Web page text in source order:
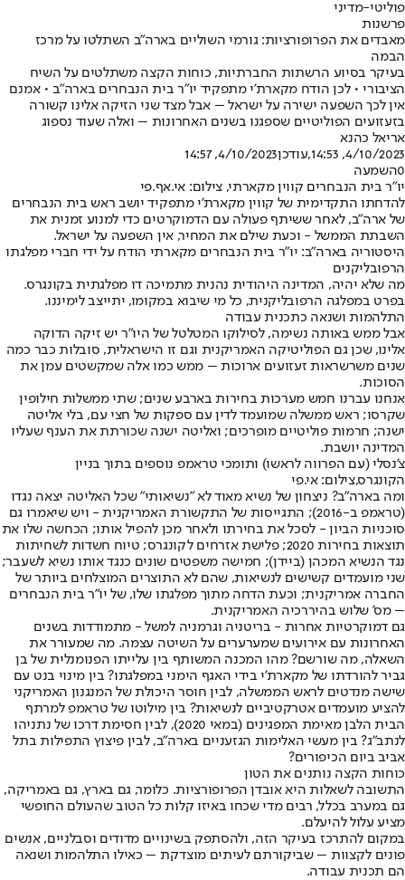
פוליטי-מדיני
פרשנות
מאבדים את הפרופורציות: גורמי השוליים בארה"ב השתלטו על מרכז
הבמה
בעיקר בסיוע הרשתות החברתיות, כוחות הקצה משתלטים על השיח
הציבורי • לכן הודח מקארת'י מתפקיד יו"ר בית הנבחרים בארה"ב • אמנם
אין לכך השפעה ישירה על ישראל – אבל מצד שני הזיקה אלינו קשורה
בזעזועים הפוליטיים שספגנו בשנים האחרונות – ואלה שעוד נספוג
אריאל כהנא
4/10/2023, 14:53
,עודכן4/10/2023, 14:57
0השמעה
יו"ר בית הנבחרים קווין מקארתי, צילום: אי.אף.פי
להדחתו התקדימית של קווין מקארת'י מתפקיד יושב ראש בית הנבחרים
של ארה"ב, לאחר ששיתף פעולה עם הדמוקרטים כדי למנוע זמנית את
השבתת הממשל - וכעת שילם את המחיר, אין השפעה על ישראל.
היסטוריה בארה"ב: יו"ר בית הנבחרים מקארתי הודח על ידי חברי מפלגתו
הרפובליקנים
מה שלא יהיה, המדינה היהודית נהנית מתמיכה דו מפלגתית בקונגרס.
בפרט במפלגה הרפובליקנית, כל מי שיבוא במקומו, יתייצב לימיננו.
התלהמות ושנאה כתכנית עבודה
אבל ממש באותה נשימה, לסילוקו המטלטל של היו"ר יש זיקה הדוקה
אלינו, שכן גם הפוליטיקה האמריקנית וגם זו הישראלית, סובלות כבר כמה
שנים משרשראות זעזועים ארוכות – ממש כמו אלה שמקשטים עמן את
הסוכות.
אנחנו עברנו חמש מערכות בחירות בארבע שנים; שתי ממשלות חילופין
שקרסו; ראש ממשלה שמועמד לדין עם ספקות של חצי עם, בלי אליטה
ישנה; חרמות פוליטיים מופרכים; ואליטה ישנה שכורתת את הענף שעליו
המדינה יושבת.
צ'נסלי (עם הפרווה לראשו) ותומכי טראמפ נוספים בתוך בניין
הקונגרס,צילום: אי.פי
ומה בארה"ב? ניצחון של נשיא מאוד לא "נשיאותי" שכל האליטה יצאה נגדו
(טראמפ ב-2016); התגייסות של התקשורת האמריקנית - ויש שיאמרו גם
סוכניות הביון - לסכל את בחירתו ולאחר מכן להפיל אותו; הכחשה שלו את
תוצאות בחירות 2020; פלישת אזרחים לקונגרס; טיוח חשדות לשחיתות
נגד הנשיא המכהן (ביידן); חמישה משפטים שונים כנגד אותו נשיא לשעבר;
שני מועמדים קשישים לנשיאות, שהם לא התוצרים המוצלחים ביותר של
החברה אמריקנית; וכעת הדחה מתוך מפלגתו שלו, של יו"ר בית הנבחרים
– מס' שלוש בהיררכיה האמריקנית.
גם דמוקרטיות אחרות - בריטניה וגרמניה למשל - מתמודדות בשנים
האחרונות עם אירועים שמערערים על השיטה עצמה. מה שמעורר את
השאלה, מה שורשם? מהו המכנה המשותף בין עלייתו הפנומנלית של בן
גביר להורדתו של מקארת'י בידי האגף הימני במפלגתו? בין מינוי בנט עם
שישה מנדטים לראש הממשלה, לבין חוסר היכולת של המנגנון האמריקני
להציע מועמדים אטרקטיביים לנשיאות? בין מילוטו של טראמפ למרתף
הבית הלבן מאימת המפגינים (במאי 2020), לבין חסימת דרכו של נתניהו
לנתב"ג? בין מעשי האלימות הגזעניים בארה"ב, לבין פיצוץ התפילות בתל
אביב ביום הכיפורים?
כוחות הקצה נותנים את הטון
התשובה לשאלות היא אובדן הפרופורציות. כלומר, גם בארץ, גם באמריקה,
גם במערב בכלל, רבים מדי שכחו באיזו קלות כל הטוב שהעולם החופשי
מציע עלול להיעלם.
במקום להתרכז בעיקר הזה, ולהסתפק בשינויים מדודים וסבלניים, אנשים
פונים לקצוות – שביקורתם לעיתים מוצדקת – כאילו התלהמות ושנאה
הם תכנית עבודה.